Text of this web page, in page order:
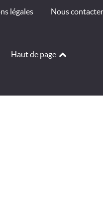
légales Nous contacter
Haut de page